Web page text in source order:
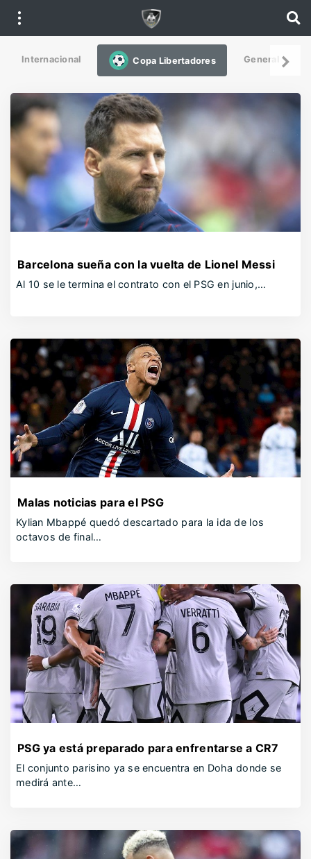
Internacional Copa Libertadores General
Barcelona sueña con la vuelta de Lionel Messi
Al 10 se le termina el contrato con el PSG en junio,…
Malas noticias para el PSG
Kylian Mbappé quedó descartado para la ida de los
octavos de final…
PSG ya está preparado para enfrentarse a CR7
El conjunto parisino ya se encuentra en Doha donde se
medirá ante…